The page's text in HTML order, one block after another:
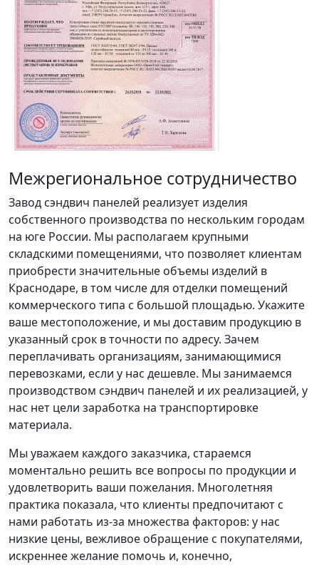
Межрегиональное сотрудничество
Завод сэндвич панелей реализует изделия
собственного производства по нескольким городам
на юге России. Мы располагаем крупными
складскими помещениями, что позволяет клиентам
приобрести значительные объемы изделий в
Краснодаре, в том числе для отделки помещений
коммерческого типа с большой площадью. Укажите
ваше местоположение, и мы доставим продукцию в
указанный срок в точности по адресу. Зачем
переплачивать организациям, занимающимися
перевозками, если у нас дешевле. Мы занимаемся
производством сэндвич панелей и их реализацией, у
нас нет цели заработка на транспортировке
материала.
Мы уважаем каждого заказчика, стараемся
моментально решить все вопросы по продукции и
удовлетворить ваши пожелания. Многолетняя
практика показала, что клиенты предпочитают с
нами работать из-за множества факторов: у нас
низкие цены, вежливое обращение с покупателями,
искреннее желание помочь и, конечно,